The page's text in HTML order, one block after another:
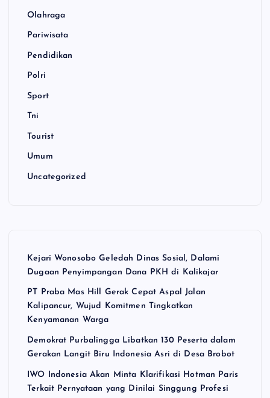
Olahraga
Pariwisata
Pendidikan
Polri
Sport
Tni
Tourist
Umum
Uncategorized
Kejari Wonosobo Geledah Dinas Sosial, Dalami
Dugaan Penyimpangan Dana PKH di Kalikajar
PT Praba Mas Hill Gerak Cepat Aspal Jalan
Kalipancur, Wujud Komitmen Tingkatkan
Kenyamanan Warga
Demokrat Purbalingga Libatkan 130 Peserta dalam
Gerakan Langit Biru Indonesia Asri di Desa Brobot
IWO Indonesia Akan Minta Klarifikasi Hotman Paris
Terkait Pernyataan yang Dinilai Singgung Profesi